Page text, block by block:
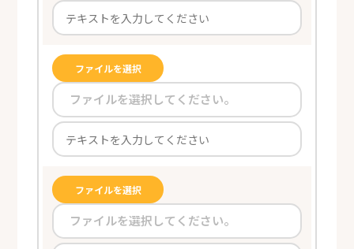
ファイルを選択
ファイルを選択してください。
ファイルを選択
ファイルを選択してください。